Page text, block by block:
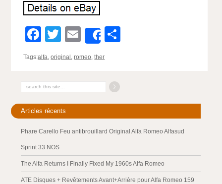
Facebook
Twitter
EmailShare
Tags:alfa,original ,romeo,ther
Articles récents
Phare Carello Feu antibrouillard Original Alfa Romeo Alfasud
Sprint 33 NOS
The Alfa Returns I Finally Fixed My 1960s Alfa Romeo
ATE Disques + Revêtements Avant+Arrière pour Alfa Romeo 159